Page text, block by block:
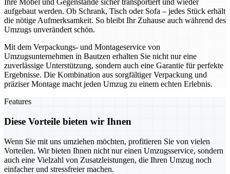
Ihre Möbel und Gegenstände sicher transportiert und wieder
aufgebaut werden. Ob Schrank, Tisch oder Sofa – jedes Stück erhält
die nötige Aufmerksamkeit. So bleibt Ihr Zuhause auch während des
Umzugs unverändert schön.
Mit dem Verpackungs- und Montageservice von
Umzugsunternehmen in Bautzen erhalten Sie nicht nur eine
zuverlässige Unterstützung, sondern auch eine Garantie für perfekte
Ergebnisse. Die Kombination aus sorgfältiger Verpackung und
präziser Montage macht jeden Umzug zu einem echten Erlebnis.
Features
Diese Vorteile bieten wir Ihnen
Wenn Sie mit uns umziehen möchten, profitieren Sie von vielen
Vorteilen. Wir bieten Ihnen nicht nur einen Umzugsservice, sondern
auch eine Vielzahl von Zusatzleistungen, die Ihren Umzug noch
einfacher und stressfreier machen.